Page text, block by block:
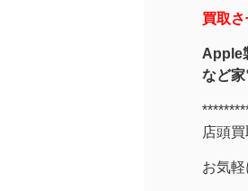
買取
Apple
など
店頭
お気